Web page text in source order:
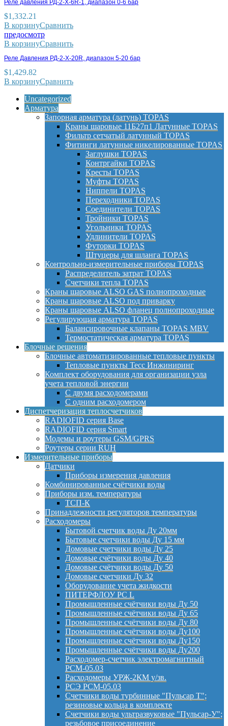
Реле давления РД-2-X-6R-1, диапазон 0-6 бар
$1,332.21
В корзинуСравнить
предосмотр
В корзинуСравнить
Реле Давления РД-2-X-20R, диапазон 5-20 бар
$1,429.82
В корзинуСравнить
Uncategorized
Арматура
Запорная арматура (латунь) TOPAS
Краны шаровые 11Б27п1 Латунные TOPAS
Фильтр сетчатый латунный TOPAS
Фитинги латунные никелированные TOPAS
Заглушки TOPAS
Контргайки TOPAS
Кресты TOPAS
Муфты TOPAS
Ниппели TOPAS
Переходники TOPAS
Соединители TOPAS
Тройники TOPAS
Угольники TOPAS
Удлинители TOPAS
Футорки TOPAS
Штуцеры для шланга TOPAS
Контрольно-измерительные приборы TOPAS
Распределитель затрат TOPAS
Счетчики тепла TOPAS
Краны шаровые ALSO GAS полнопроходные
Краны шаровые ALSO под приварку
Краны шаровые ALSO фланец полнопроходные
Регулирующая арматура TOPAS
Балансировочные клапаны TOPAS MBV
Термостатическая арматура TOPAS
Блочные решения
Блочные автоматизированные тепловые пункты
Тепловые пункты Тесс Инжиниринг
Комплект оборудования для организации узла
учета тепловой энергии
С двумя расходомерами
С одним расходомером
Диспетчеризация теплосчетчиков
RADIOFID серия Base
RADIOFID серия Smart
Модемы и роутеры GSM/GPRS
Роутеры серии RUH
Измерительные приборы
Датчики
Приборы измерения давления
Комбинированные счётчики воды
Приборы изм. температуры
ТСП-К
Принадлежности регуляторов температуры
Расходомеры
Бытовой счетчик воды Ду 20мм
Бытовые счетчики воды Ду 15 мм
Домовые счетчики воды Ду 25
Домовые счётчики воды Ду 40
Домовые счётчики воды Ду 50
Домовые счетчики Ду 32
Оборудование учета жидкости
ПИТЕРФЛОУ РС L
Промышленные счётчики воды Ду 50
Промышленные счётчики воды Ду 65
Промышленные счётчики воды Ду 80
Промышленные счётчики воды Ду100
Промышленные счётчики воды Ду150
Промышленные счётчики воды Ду200
Расходомер-счетчик электромагнитный
РСМ-05.03
Расходомеры УРЖ-2КМ у/зв.
РСЭ РСМ-05.03
Счетчики воды турбинные "Пульсар Т";
резиновые кольца в комплекте
Счетчики воды ультразвуковые "Пульсар-У";
резьбовое присоединение